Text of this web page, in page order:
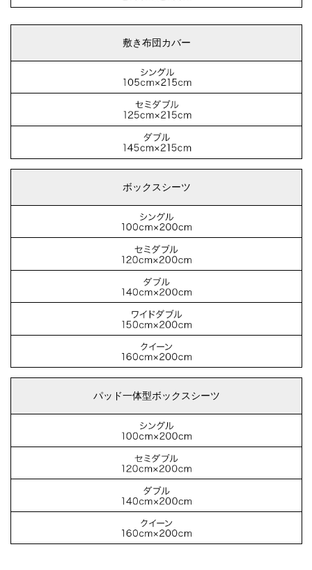
敷き布団カバー
ボックスシーツ
パッド一体型ボックスシーツ